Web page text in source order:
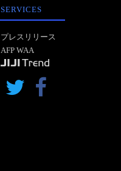
SERVICES
プレスリリース
AFP WAA